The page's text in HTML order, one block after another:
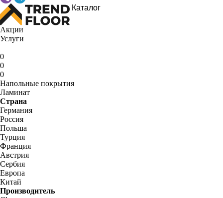
Каталог
Акции
Услуги
0
0
0
Напольные покрытия
Ламинат
Страна
Германия
Россия
Польша
Турция
Франция
Австрия
Сербия
Европа
Китай
Производитель